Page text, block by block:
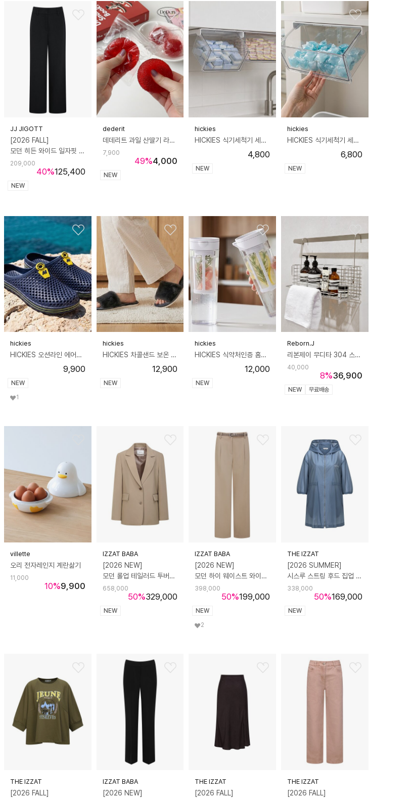
JJ JIGOTT
[2026 FALL]
모던 히든 와이드 일자핏 팬츠
40%
209,000
125,400
NEW
dederit
데데리트 과일 산딸기 라즈베리 말랑이 스퀴시 쫀득볼 슬라임 슬랑이 asmr 스트레스볼 장난감 생일 친구 커플 쓸데없는 선물
49%
7,900
4,000
NEW
hickies
HICKIES 식기세척기 세탁기 캡슐 세제보관 싱크대 책상 슬라이딩 히든서랍 M
4,800
NEW
hickies
HICKIES 식기세척기 세탁기 캡슐 세제보관 싱크대 책상 슬라이딩 히든서랍 L
6,800
NEW
hickies
HICKIES 오션라인 에어플로우 EVA 클로그 논슬립 슬리퍼
9,900
NEW
1
hickies
HICKIES 차콜샌드 보온 소프트퍼 오픈토 엠보쿠션 슬리퍼
12,900
NEW
hickies
HICKIES 식약처인증 홈카페 슬림 인퓨저 사무실 티보틀 카페 물병 1100ml
12,000
NEW
Reborn.J
리본제이 무디타 304 스텐 욕실 걸이형 수납 바스켓 (수건걸이 포함) / 무타공 화장실 정리 선반
8%
40,000
36,900
NEW 무료배송
villette
오리 전자레인지 계란삶기
10%
11,000
9,900
IZZAT BABA
[2026 NEW]
모던 롤업 테일러드 투버튼 재킷
50%
658,000
329,000
NEW
IZZAT BABA
[2026 NEW]
모던 하이 웨이스트 와이드 팬츠
50%
398,000
199,000
NEW
2
THE IZZAT
[2026 SUMMER]
시스루 스트링 후드 집업 점퍼
50%
338,000
169,000
NEW
THE IZZAT
[2026 FALL]
IZZAT BABA
[2026 NEW]
THE IZZAT
[2026 FALL]
THE IZZAT
[2026 FALL]